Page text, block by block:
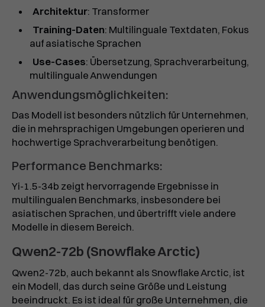
Architektur: Transformer
Training-Daten: Multilinguale Textdaten, Fokus
auf asiatische Sprachen
Use-Cases: Übersetzung, Sprachverarbeitung,
multilinguale Anwendungen
Anwendungsmöglichkeiten:
Das Modell ist besonders nützlich für Unternehmen,
die in mehrsprachigen Umgebungen operieren und
hochwertige Sprachverarbeitung benötigen.
Performance Benchmarks:
Yi-1.5-34b zeigt hervorragende Ergebnisse in
multilingualen Benchmarks, insbesondere bei
asiatischen Sprachen, und übertrifft viele andere
Modelle in diesem Bereich.
Qwen2-72b (Snowflake Arctic)
Qwen2-72b, auch bekannt als Snowflake Arctic, ist
ein Modell, das durch seine Größe und Leistung
beeindruckt. Es ist ideal für große Unternehmen, die